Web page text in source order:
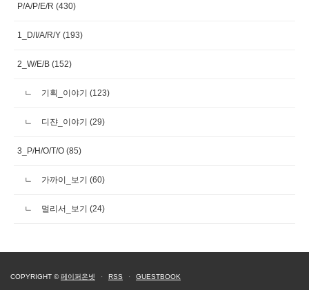
P/A/P/E/R (430)
1_D/I/A/R/Y (193)
2_W/E/B (152)
기획_이야기 (123)
디쟌_이야기 (29)
3_P/H/O/T/O (85)
가까이_보기 (60)
멀리서_보기 (24)
COPYRIGHT ©페이퍼온넷 · RSS · GUESTBOOK